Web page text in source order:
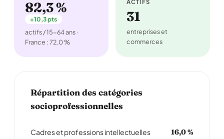
82,3 %
+10,3 pts
actifs / 15-64 ans ·
France : 72,0 %
ACTIFS
31
entreprises et
commerces
Répartition des catégories
socioprofessionnelles
Cadres et professions intellectuelles 16,0 %